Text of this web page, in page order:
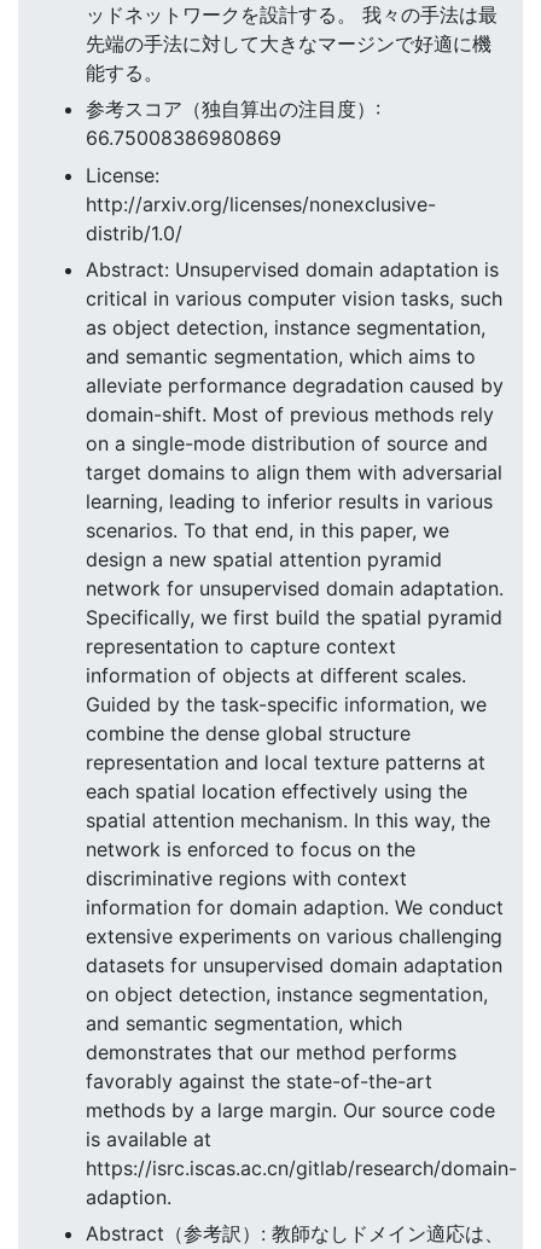
ッドネットワークを設計する。 我々の手法は最
先端の手法に対して大きなマージンで好適に機
能する。
参考スコア（独自算出の注目度）:
66.75008386980869
License:
http://arxiv.org/licenses/nonexclusive-
distrib/1.0/
Abstract: Unsupervised domain adaptation is
critical in various computer vision tasks, such
as object detection, instance segmentation,
and semantic segmentation, which aims to
alleviate performance degradation caused by
domain-shift. Most of previous methods rely
on a single-mode distribution of source and
target domains to align them with adversarial
learning, leading to inferior results in various
scenarios. To that end, in this paper, we
design a new spatial attention pyramid
network for unsupervised domain adaptation.
Specifically, we first build the spatial pyramid
representation to capture context
information of objects at different scales.
Guided by the task-specific information, we
combine the dense global structure
representation and local texture patterns at
each spatial location effectively using the
spatial attention mechanism. In this way, the
network is enforced to focus on the
discriminative regions with context
information for domain adaption. We conduct
extensive experiments on various challenging
datasets for unsupervised domain adaptation
on object detection, instance segmentation,
and semantic segmentation, which
demonstrates that our method performs
favorably against the state-of-the-art
methods by a large margin. Our source code
is available at
https://isrc.iscas.ac.cn/gitlab/research/domain-
adaption.
Abstract（参考訳）: 教師なしドメイン適応は、